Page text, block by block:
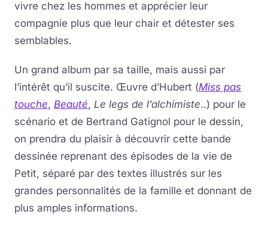
vivre chez les hommes et apprécier leur
compagnie plus que leur chair et détester ses
semblables.
Un grand album par sa taille, mais aussi par
l’intérêt qu’il suscite. Œuvre d’Hubert (Miss pas
touche, Beauté, Le legs de l’alchimiste..) pour le
scénario et de Bertrand Gatignol pour le dessin,
on prendra du plaisir à découvrir cette bande
dessinée reprenant des épisodes de la vie de
Petit, séparé par des textes illustrés sur les
grandes personnalités de la famille et donnant de
plus amples informations.